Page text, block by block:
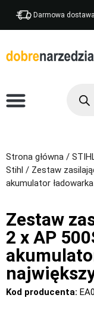
Darmowa
Strona główna /
Stihl / Zestaw
akumulator
Zestaw
2 x AP
Kod producenta: